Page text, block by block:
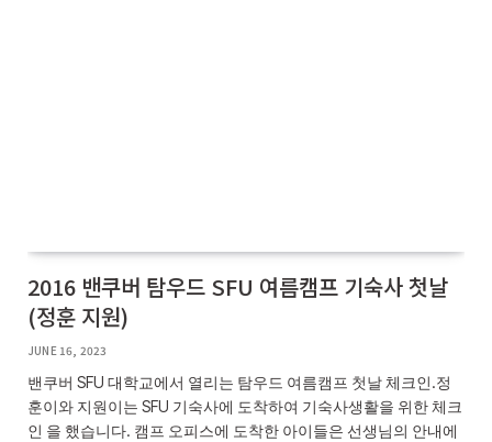
2016 밴쿠버 탐우드 SFU 여름캠프 기숙사 첫날
(정훈 지원)
JUNE 16, 2023
밴쿠버 SFU 대학교에서 열리는 탐우드 여름캠프 첫날 체크인.정
훈이와 지원이는 SFU 기숙사에 도착하여 기숙사생활을 위한 체크
인 을 했습니다. 캠프 오피스에 도착한 아이들은 선생님의 안내에